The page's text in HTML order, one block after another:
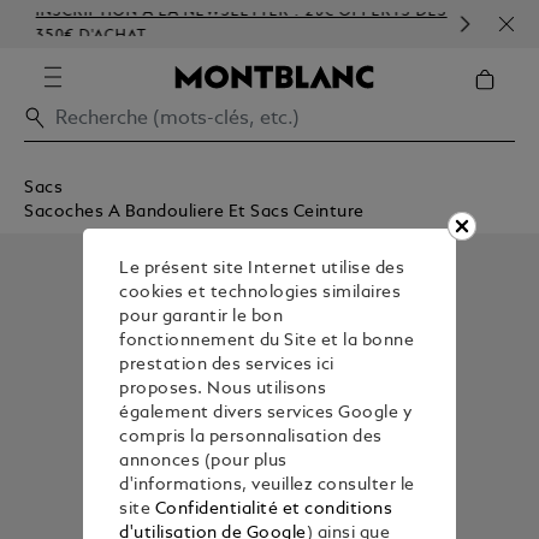
INSCRIPTION À LA NEWSLETTER : 20€ OFFERTS DÈS
350€ D'ACHAT
Sacs
Sacoches A Bandouliere Et Sacs Ceinture
Le présent site Internet utilise des
cookies et technologies similaires
pour garantir le bon
fonctionnement du Site et la bonne
prestation des services ici
proposes. Nous utilisons
également divers services Google y
compris la personnalisation des
annonces (pour plus
d'informations, veuillez consulter le
site Confidentialité et conditions
d'utilisation de Google) ainsi que